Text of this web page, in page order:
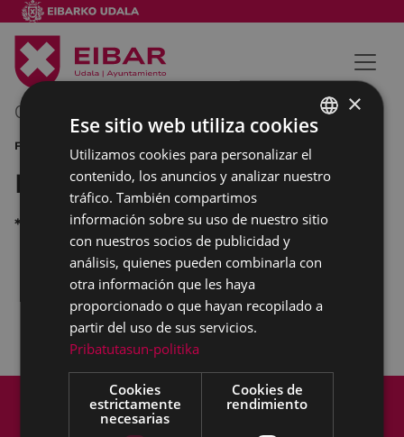
05/06/2013
FIESTAS DANZA
Fiestas de San Juan
*
a las 20:00 horas, en el teatro Coliseo,
actuación del grupoBiraka Dantza. Entrada: 3
Mapa del Sitio
Aviso legal
Política de cookies
Contacto
BASQUE
SPANISH
×
Ese sitio web utiliza cookies
Utilizamos cookies para personalizar el
contenido, los anuncios y analizar nuestro
tráfico. También compartimos
información sobre su uso de nuestro sitio
con nuestros socios de publicidad y
análisis, quienes pueden combinarla con
otra información que les haya
proporcionado o que hayan recopilado a
partir del uso de sus servicios.
Pribatutasun-politika
Cookies
estrictamente
necesarias
Cookies de
rendimiento